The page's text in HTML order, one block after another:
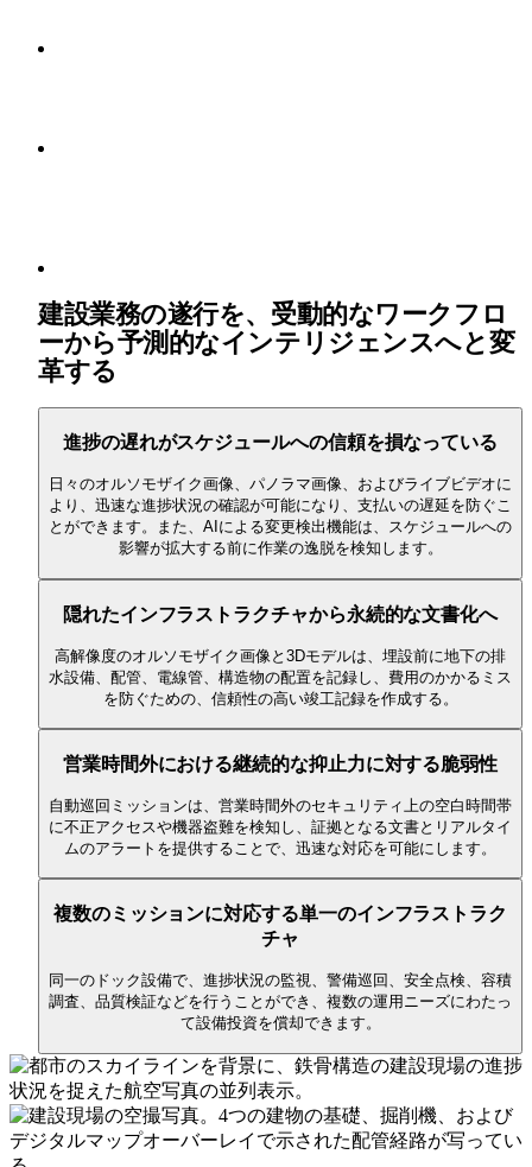
建設業務の遂行を、受動的なワークフロ
ーから予測的なインテリジェンスへと変
革する
進捗の遅れがスケジュールへの信頼を損なっている
日々のオルソモザイク画像、パノラマ画像、およびライブビデオに
より、迅速な進捗状況の確認が可能になり、支払いの遅延を防ぐこ
とができます。また、AIによる変更検出機能は、スケジュールへの
影響が拡大する前に作業の逸脱を検知します。
隠れたインフラストラクチャから永続的な文書化へ
高解像度のオルソモザイク画像と3Dモデルは、埋設前に地下の排
水設備、配管、電線管、構造物の配置を記録し、費用のかかるミス
を防ぐための、信頼性の高い竣工記録を作成する。
営業時間外における継続的な抑止力に対する脆弱性
自動巡回ミッションは、営業時間外のセキュリティ上の空白時間帯
に不正アクセスや機器盗難を検知し、証拠となる文書とリアルタイ
ムのアラートを提供することで、迅速な対応を可能にします。
複数のミッションに対応する単一のインフラストラク
チャ
同一のドック設備で、進捗状況の監視、警備巡回、安全点検、容積
調査、品質検証などを行うことができ、複数の運用ニーズにわたっ
て設備投資を償却できます。